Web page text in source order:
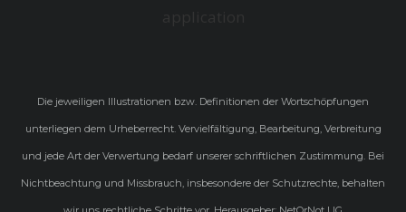
Die jeweiligen Illustrationen bzw. Definitionen der Wortschöpfungen
unterliegen dem Urheberrecht. Vervielfältigung, Bearbeitung, Verbreitung
und jede Art der Verwertung bedarf unserer schriftlichen Zustimmung. Bei
Nichtbeachtung und Missbrauch, insbesondere der Schutzrechte, behalten